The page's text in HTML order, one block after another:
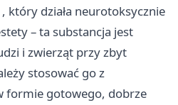
, który działa neurotoksycznie
– ta substancja jest
i zwierząt przy zbyt
stosować go z
formie gotowego, dobrze